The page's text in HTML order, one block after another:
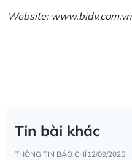
Website: www.bidv.com.vn
Tin bài khác
THÔNG TIN BÁO CHÍ12/09/2025